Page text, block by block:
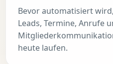
Bevor automatisiert
Leads, Termine, Anrufe
heute laufen.